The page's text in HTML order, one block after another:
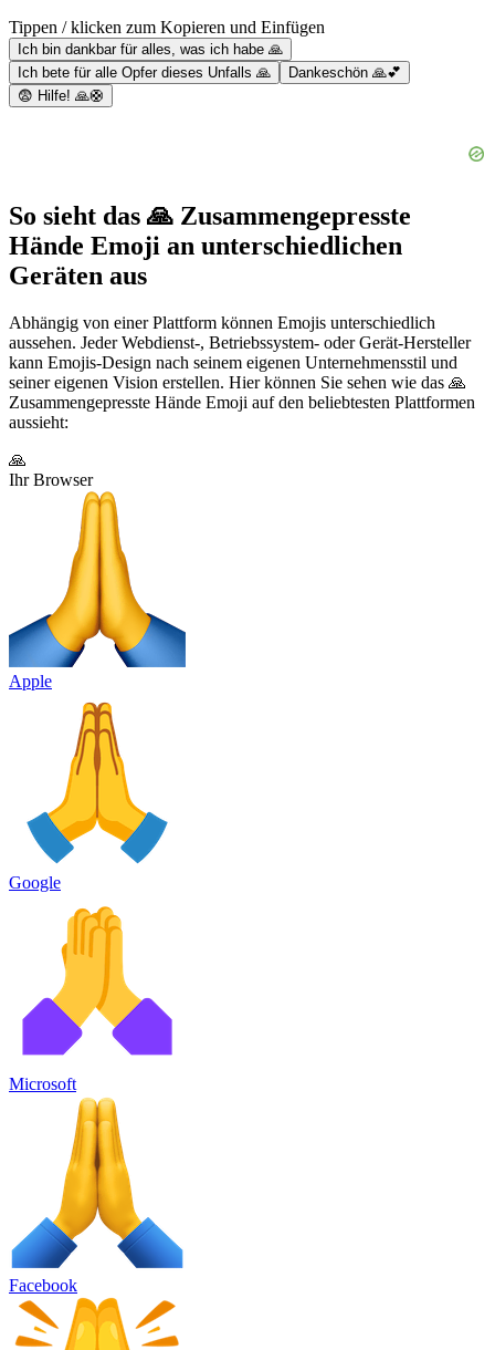
Tippen / klicken zum Kopieren und Einfügen
Ich bin dankbar für alles, was ich habe 🙏
Ich bete für alle Opfer dieses Unfalls 🙏
Dankeschön 🙏💕
😨 Hilfe! 🙏🛟
So sieht das 🙏 Zusammengepresste
Hände Emoji an unterschiedlichen
Geräten aus
Abhängig von einer Plattform können Emojis unterschiedlich
aussehen. Jeder Webdienst-, Betriebssystem- oder Gerät-Hersteller
kann Emojis-Design nach seinem eigenen Unternehmensstil und
seiner eigenen Vision erstellen. Hier können Sie sehen wie das 🙏
Zusammengepresste Hände Emoji auf den beliebtesten Plattformen
aussieht:
🙏
Ihr Browser
Apple
Google
Microsoft
Facebook